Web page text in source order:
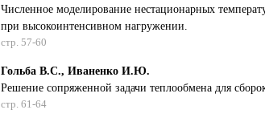
Численное моделирование нестационарных
при высокоинтенсивном нагружении.
стр. 57-60
Гольба В.С., Иваненко И.Ю.
Решение сопряженной задачи теплообмена для
стр. 61-64